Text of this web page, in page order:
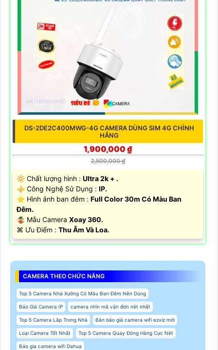
DS-2DE2C400MWG-4G CAMERA DÙNG SIM 4G CHÍNH
HÃNG
1,900,000 ₫
2,500,000 ₫
🔆 Chất lượng hình : Ultra 2k + .
⚜️ Công Nghệ Sử Dụng : IP.
⭐ Hình ảnh ban đêm : Full Color 30m Có Màu Ban
Ðêm.
🤹 Mẫu Camera Xoay 360.
️⌘ Ưu Điểm : Thu Âm Và Loa.
CAMERA THEO CHỨC NĂNG
Top 5 Camera Nhà Xưởng Có Màu Ban Đêm Nên Dùng
Báo Giá Camera IP camera nhìn mã vận đơn nét nhất
Top 5 Camera Lắp Trong Nhà Bản báo giá camera wifi ezviz mới
Loại Camera Tốt Nhất Top 5 Camera Quay Đóng Hàng Cực Nét
Báo gia camera wifi Dahua